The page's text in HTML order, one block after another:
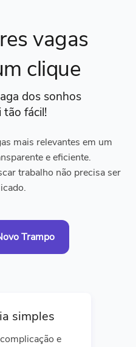
vagas
clique
dos sonhos
tão fácil!
mais relevantes em um
e eficiente.
trabalho não precisa ser
Trampo
simples
e